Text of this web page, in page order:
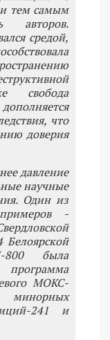
тем самым
авторов.
средой,
свобода
что
доверия
давление
научные
Один из
-
была
МОКС-
минорных
241 и